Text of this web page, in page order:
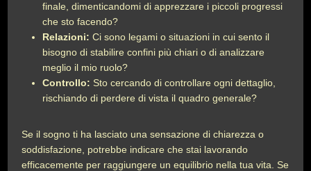
finale, dimenticandomi di apprezzare i piccoli progressi
che sto facendo?
Relazioni: Ci sono legami o situazioni in cui sento il
bisogno di stabilire confini più chiari o di analizzare
meglio il mio ruolo?
Controllo: Sto cercando di controllare ogni dettaglio,
rischiando di perdere di vista il quadro generale?
Se il sogno ti ha lasciato una sensazione di chiarezza o
soddisfazione, potrebbe indicare che stai lavorando
efficacemente per raggiungere un equilibrio nella tua vita. Se